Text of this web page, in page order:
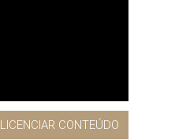
LICENCIAR CONTEÚDO